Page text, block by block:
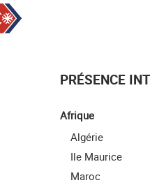
PRÉSENCE
Afrique
Algérie
Ile Maurice
Maroc